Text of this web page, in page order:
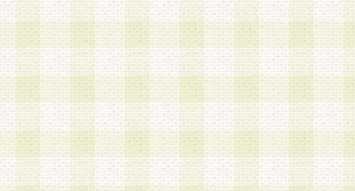
による承認後の場合であっても、会員登録の取り
の抹消を、当社が適切と判 断する方法・手段に
とができるものとします。
3.会員登録希望者が18歳未満、成年被後見人、被
人 である場合は、親権者などの法定代理人の同
録を行うものとします。なお、義務教育学齢に該
者については、登録時に 当社が別途定める方法
権者による承認手続きを行うものとします。